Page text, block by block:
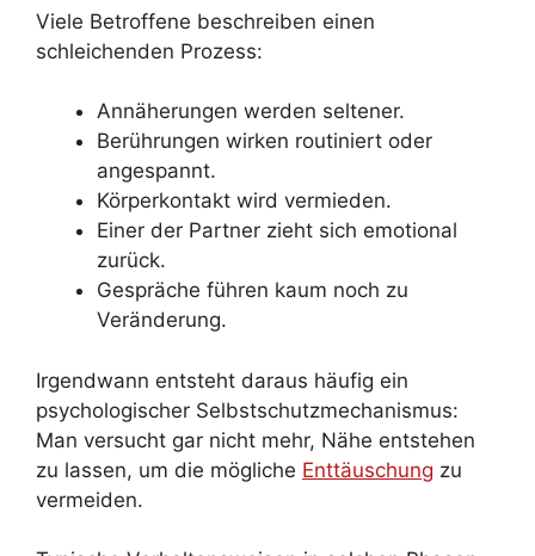
Viele Betroffene beschreiben einen
schleichenden Prozess:
Annäherungen werden seltener.
Berührungen wirken routiniert oder
angespannt.
Körperkontakt wird vermieden.
Einer der Partner zieht sich emotional
zurück.
Gespräche führen kaum noch zu
Veränderung.
Irgendwann entsteht daraus häufig ein
psychologischer Selbstschutzmechanismus:
Man versucht gar nicht mehr, Nähe entstehen
zu lassen, um die mögliche Enttäuschung zu
vermeiden.